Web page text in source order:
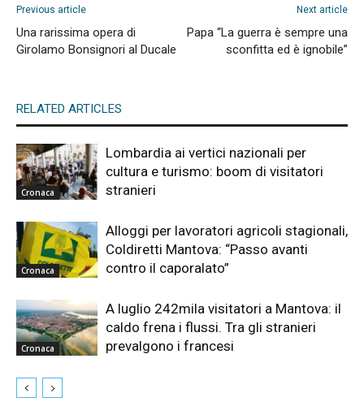
Previous article
Una rarissima opera di
Girolamo Bonsignori al Ducale
Next article
Papa “La guerra è sempre una
sconfitta ed è ignobile”
RELATED ARTICLES
Cronaca
Lombardia ai vertici nazionali per
cultura e turismo: boom di visitatori
stranieri
Cronaca
Alloggi per lavoratori agricoli stagionali,
Coldiretti Mantova: “Passo avanti
contro il caporalato”
Cronaca
A luglio 242mila visitatori a Mantova: il
caldo frena i flussi. Tra gli stranieri
prevalgono i francesi